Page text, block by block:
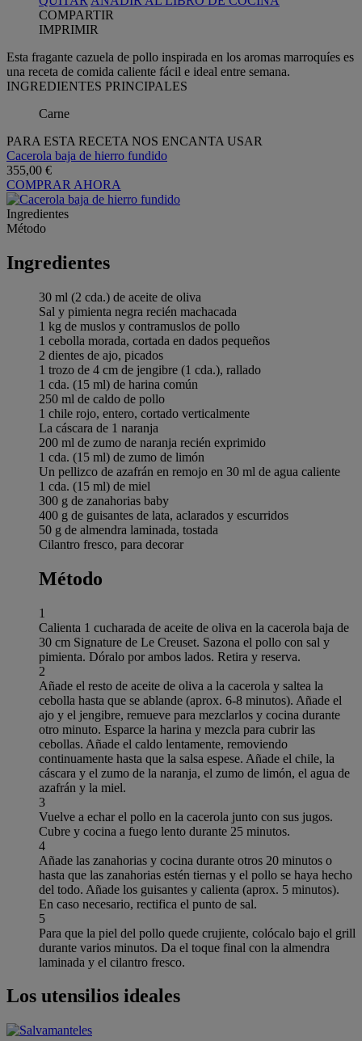
COMPARTIR
IMPRIMIR
Esta fragante cazuela de pollo inspirada en los aromas marroquíes es
una receta de comida caliente fácil e ideal entre semana.
INGREDIENTES PRINCIPALES
Carne
PARA ESTA RECETA NOS ENCANTA USAR
Cacerola baja de hierro fundido
355,00 €
COMPRAR AHORA
Ingredientes
Método
Ingredientes
30 ml (2 cda.) de aceite de oliva
Sal y pimienta negra recién machacada
1 kg de muslos y contramuslos de pollo
1 cebolla morada, cortada en dados pequeños
2 dientes de ajo, picados
1 trozo de 4 cm de jengibre (1 cda.), rallado
1 cda. (15 ml) de harina común
250 ml de caldo de pollo
1 chile rojo, entero, cortado verticalmente
La cáscara de 1 naranja
200 ml de zumo de naranja recién exprimido
1 cda. (15 ml) de zumo de limón
Un pellizco de azafrán en remojo en 30 ml de agua caliente
1 cda. (15 ml) de miel
300 g de zanahorias baby
400 g de guisantes de lata, aclarados y escurridos
50 g de almendra laminada, tostada
Cilantro fresco, para decorar
Método
1
Calienta 1 cucharada de aceite de oliva en la cacerola baja de
30 cm Signature de Le Creuset. Sazona el pollo con sal y
pimienta. Dóralo por ambos lados. Retira y reserva.
2
Añade el resto de aceite de oliva a la cacerola y saltea la
cebolla hasta que se ablande (aprox. 6-8 minutos). Añade el
ajo y el jengibre, remueve para mezclarlos y cocina durante
otro minuto. Esparce la harina y mezcla para cubrir las
cebollas. Añade el caldo lentamente, removiendo
continuamente hasta que la salsa espese. Añade el chile, la
cáscara y el zumo de la naranja, el zumo de limón, el agua de
azafrán y la miel.
3
Vuelve a echar el pollo en la cacerola junto con sus jugos.
Cubre y cocina a fuego lento durante 25 minutos.
4
Añade las zanahorias y cocina durante otros 20 minutos o
hasta que las zanahorias estén tiernas y el pollo se haya hecho
del todo. Añade los guisantes y calienta (aprox. 5 minutos).
En caso necesario, rectifica el punto de sal.
5
Para que la piel del pollo quede crujiente, colócalo bajo el grill
durante varios minutos. Da el toque final con la almendra
laminada y el cilantro fresco.
Los utensilios ideales